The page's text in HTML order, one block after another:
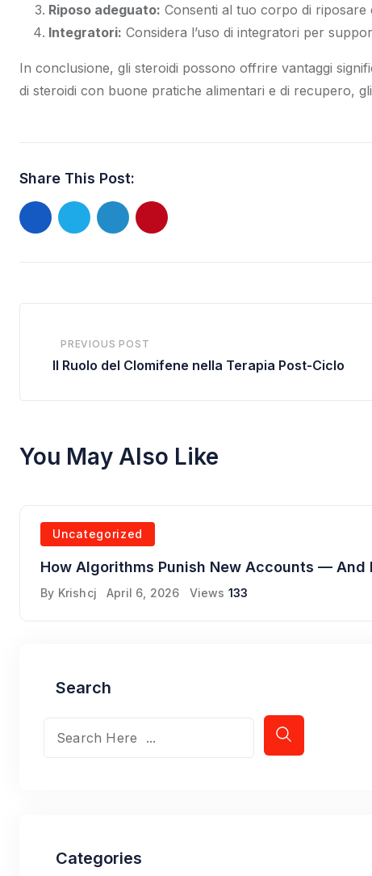
Riposo adeguato: Consenti al tuo corpo di
Integratori: Considera l’uso di integratori per
In conclusione, gli steroidi possono offrire vantaggi
di steroidi con buone pratiche alimentari e di recupero,
Share This Post:
LinkedIn Pinterest
PREVIOUS POST
Il Ruolo del Clomifene nella Terapia Post-Ciclo
You May Also Like
Uncategorized
How Algorithms Punish New Accounts — And
By Krishcj April 6, 2026 Views 133
Search
Categories